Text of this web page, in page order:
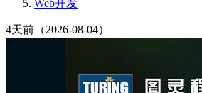
Web开发
4天前 （2026-08-04）